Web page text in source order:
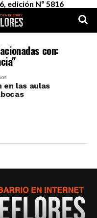
edición Nº 5816
con:
en las aulas